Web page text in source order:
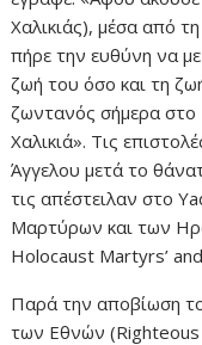
Χαλικιάς), μέσα από
πήρε την ευθύνη να
ζωή του όσο και τη
ζωντανός σήμερα στο
Χαλικιά». Τις
Άγγελου μετά το
τις απέστειλαν στο
Μαρτύρων και των
Holocaust Martyrs’
Παρά την αποβίωση
των Εθνών (Righteous